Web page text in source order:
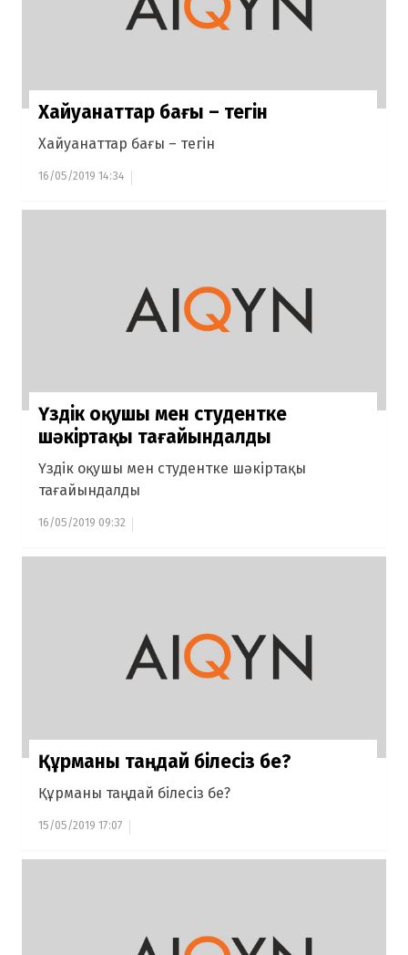
Хайуанаттар бағы – тегін
Хайуанаттар бағы – тегін
16/05/2019 14:34
Үздік оқушы мен студентке
шәкіртақы тағайындалды
Үздік оқушы мен студентке шәкіртақы
тағайындалды
16/05/2019 09:32
Құрманы таңдай білесіз бе?
Құрманы таңдай білесіз бе?
15/05/2019 17:07